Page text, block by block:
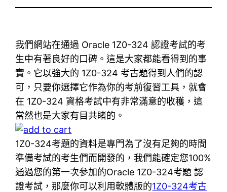
我們網站在通過 Oracle 1Z0-324 認證考試的考
生中有著良好的口碑。這是大家都能看得到的事
實。它以強大的 1Z0-324 考古題得到人們的認
可，只要你選擇它作為你的考前復習工具，就會
在 1Z0-324 資格考試中有非常滿意的收穫，這
當然也是大家有目共睹的。
1Z0-324考題的資料是專門為了沒有足夠的時間
準備考試的考生們而開發的，我們能確定您100%
通過您的第一次參加的Oracle 1Z0-324考題 認
證考試，那麼你可以利用軟體版的1Z0-324考古